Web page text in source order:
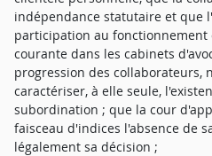
indépendance statutaire et que
participation au
courante dans les cabinets
progression des collaborateurs,
caractériser, à elle seule,
subordination ; que la cour
faisceau d'indices l'absence de
légalement sa décision ;